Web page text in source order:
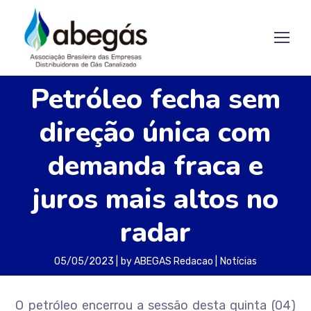
Petróleo fecha sem
direção única com
demanda fraca e
juros mais altos no
radar
05/05/2023 byABEGAS Redacao Notícias
O petróleo encerrou a sessão desta quinta (04)